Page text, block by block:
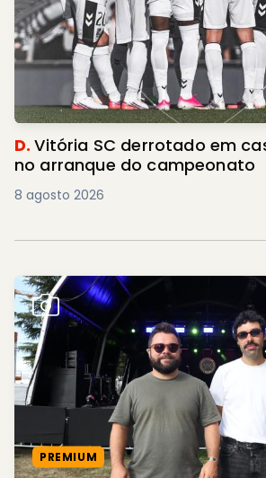
D.Vitória SC derrotado em
no arranque do campeonato
8 agosto 2026
PREMIUM